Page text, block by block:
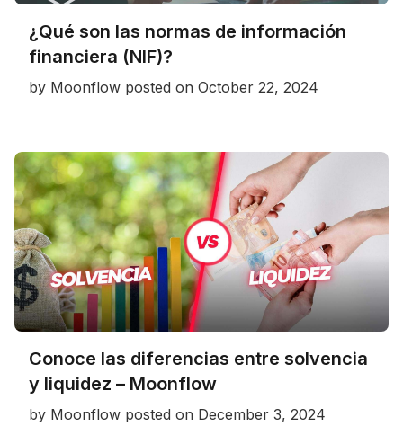
¿Qué son las normas de información
financiera (NIF)?
by Moonflow posted on October 22, 2024
Conoce las diferencias entre solvencia
y liquidez – Moonflow
by Moonflow posted on December 3, 2024